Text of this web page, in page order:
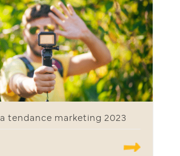
la tendance marketing 2023
.......